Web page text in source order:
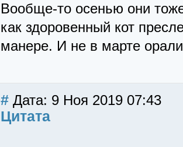
Вообще-то осенью они
как здоровенный кот
манере. И не в марте
# Дата: 9 Ноя 2019 07:43
Цитата